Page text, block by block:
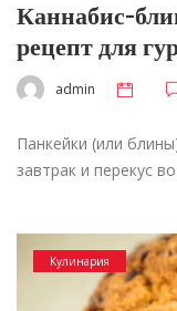
Каннабис-
рецепт для
admin
Панкейки (или
завтрак и перекус
Кулинария